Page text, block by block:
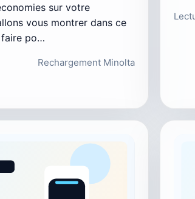
sur votre
vous montrer dans ce
po…
Rechargement Minolta